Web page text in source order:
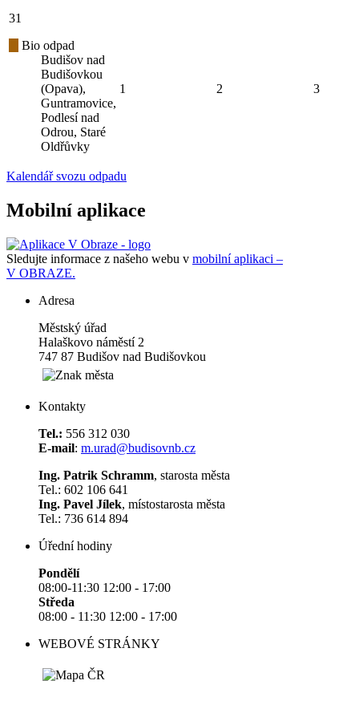
31
Bio odpad
Budišov nad
Budišovkou
(Opava),
Guntramovice,
Podlesí nad
Odrou, Staré
Oldřůvky
1 2 3
Kalendář svozu odpadu
Mobilní aplikace
Sledujte informace z našeho webu v mobilní aplikaci –
V OBRAZE.
Adresa
Městský úřad
Halaškovo náměstí 2
747 87 Budišov nad Budišovkou
Kontakty
Tel.: 556 312 030
E-mail: m.urad@budisovnb.cz
Ing. Patrik Schramm, starosta města
Tel.: 602 106 641
Ing. Pavel Jílek, místostarosta města
Tel.: 736 614 894
Úřední hodiny
Pondělí
08:00-11:30 12:00 - 17:00
Středa
08:00 - 11:30 12:00 - 17:00
WEBOVÉ STRÁNKY